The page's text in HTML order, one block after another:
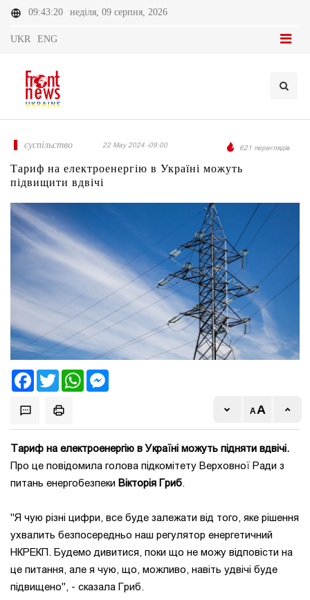
09:43:20 неділя, 09 серпня, 2026
UKR ENG
суспільство 22 May 2024 -09:00 621 переглядів
Тариф на електроенергію в Україні можуть
підвищити вдвічі
FacebookTwitter WhatsApp
Тариф на електроенергію в Україні можуть підняти вдвічі.
Про це повідомила голова підкомітету Верховної Ради з
питань енергобезпеки Вікторія Гриб.
"Я чую різні цифри, все буде залежати від того, яке рішення
ухвалить безпосередньо наш регулятор енергетичний
НКРЕКП. Будемо дивитися, поки що не можу відповісти на
це питання, але я чую, що, можливо, навіть удвічі буде
підвищено", - сказала Гриб.